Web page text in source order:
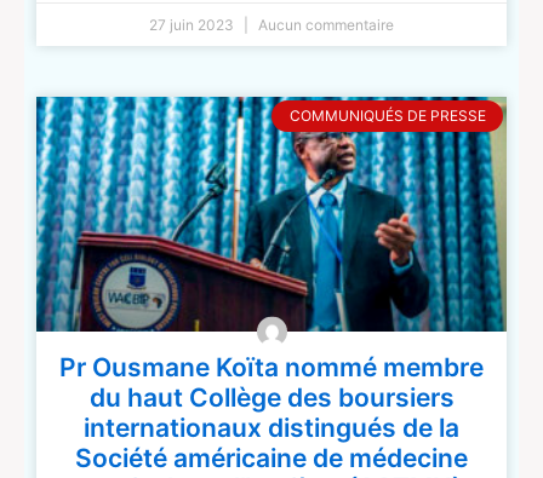
27 juin 2023
Aucun commentaire
COMMUNIQUÉS DE PRESSE
Pr Ousmane Koïta nommé membre
du haut Collège des boursiers
internationaux distingués de la
Société américaine de médecine